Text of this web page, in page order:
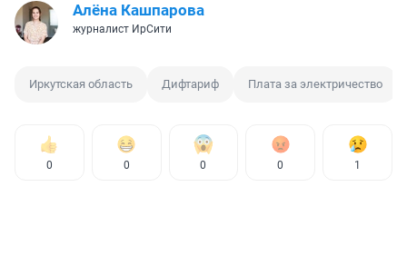
Алёна Кашпарова
журналист ИрСити
Иркутская область Дифтариф Плата за электричество
0 0 0 0 1